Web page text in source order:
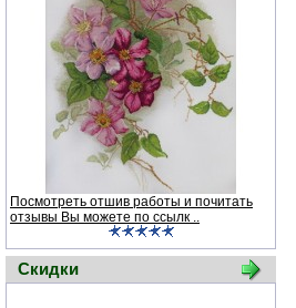
Посмотреть отшив работы и почитать
отзывы Вы можете по ссылк ..
Скидки